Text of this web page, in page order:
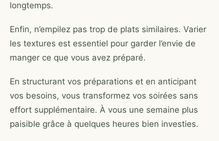
longtemps.
Enfin, n’empilez pas trop de plats similaires. Varier
les textures est essentiel pour garder l’envie de
manger ce que vous avez préparé.
En structurant vos préparations et en anticipant
vos besoins, vous transformez vos soirées sans
effort supplémentaire. À vous une semaine plus
paisible grâce à quelques heures bien investies.